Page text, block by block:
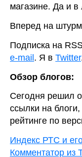
магазине. Да и
Вперед на
Подпиcка на
e-mail. Я в Twitter
Обзор блогов:
Сегодня решил
ссылки на
рейтинге по
Индекс РТС и
Комментатор из